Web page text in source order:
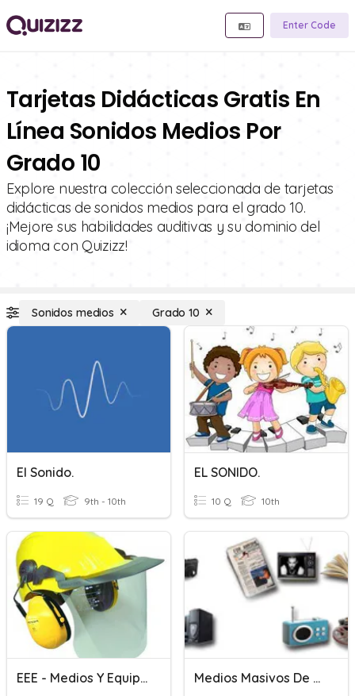
Enter Code
Tarjetas Didácticas Gratis En
Línea Sonidos Medios Por
Grado 10
Explore nuestra colección seleccionada de tarjetas
didácticas de sonidos medios para el grado 10.
¡Mejore sus habilidades auditivas y su dominio del
idioma con Quizizz!
Sonidos medios Grado 10
El Sonido.
19 Q 9th - 10th
EL SONIDO.
10 Q 10th
EEE - Medios Y Equipos De Seguridad Personal - 01 Medios Masivos De Comunicación